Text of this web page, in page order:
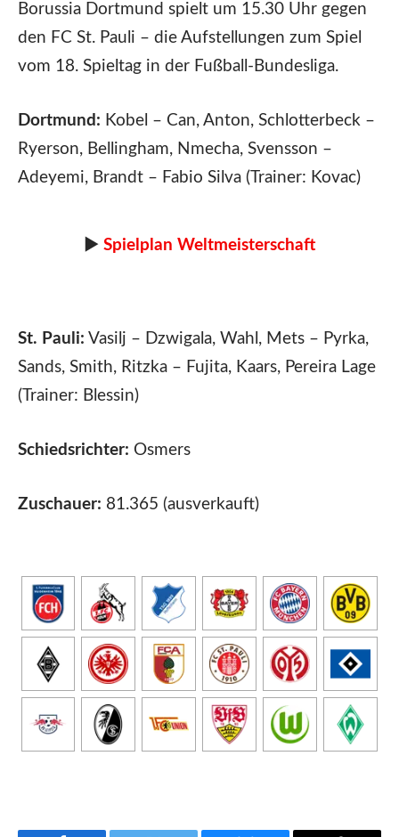
Borussia Dortmund spielt um 15.30 Uhr gegen
den FC St. Pauli – die Aufstellungen zum Spiel
vom 18. Spieltag in der Fußball-Bundesliga.
Dortmund: Kobel – Can, Anton, Schlotterbeck –
Ryerson, Bellingham, Nmecha, Svensson –
Adeyemi, Brandt – Fabio Silva (Trainer: Kovac)
► Spielplan Weltmeisterschaft
St. Pauli: Vasilj – Dzwigala, Wahl, Mets – Pyrka,
Sands, Smith, Ritzka – Fujita, Kaars, Pereira Lage
(Trainer: Blessin)
Schiedsrichter: Osmers
Zuschauer: 81.365 (ausverkauft)